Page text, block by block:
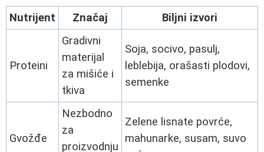
Nutrijent Značaj Biljni izvori
Proteini
Gradivni
materijal
za mišiće i
tkiva
Soja, socivo, pasulj,
leblebija, orašasti plodovi,
semenke
Gvožđe
Nezbodno
za
proizvodnju
Zelene lisnate povrće,
mahunarke, susam, suvo